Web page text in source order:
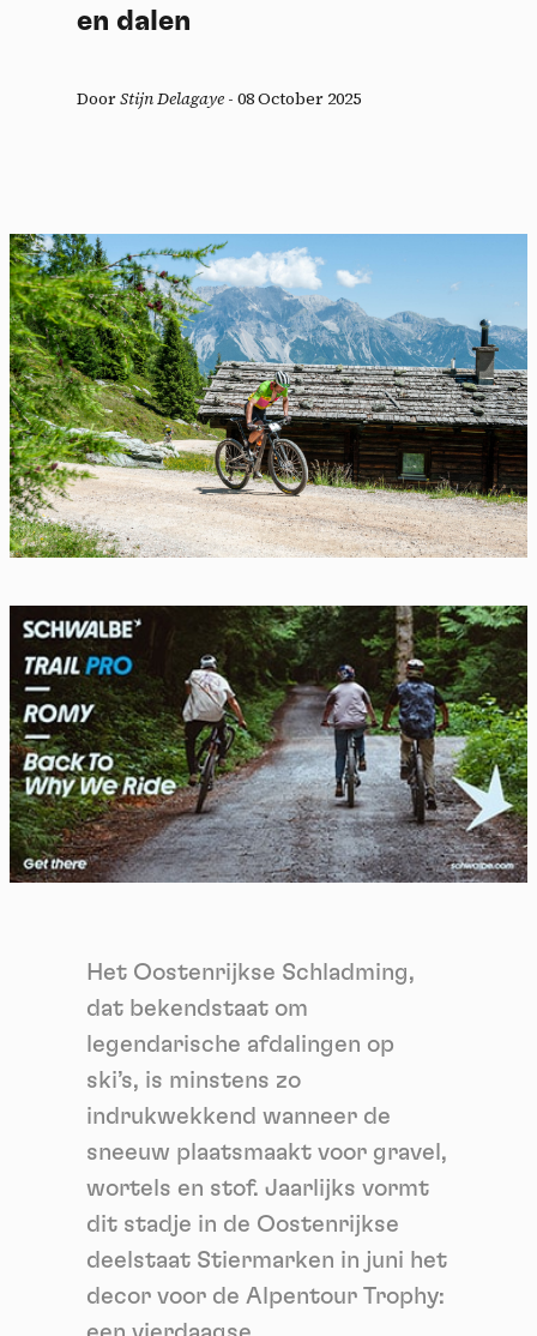
en dalen
DoorStijn Delagaye - 08 October 2025
Het Oostenrijkse Schladming,
dat bekendstaat om
legendarische afdalingen op
ski’s, is minstens zo
indrukwekkend wanneer de
sneeuw plaatsmaakt voor gravel,
wortels en stof. Jaarlijks vormt
dit stadje in de Oostenrijkse
deelstaat Stiermarken in juni het
decor voor de Alpentour Trophy: